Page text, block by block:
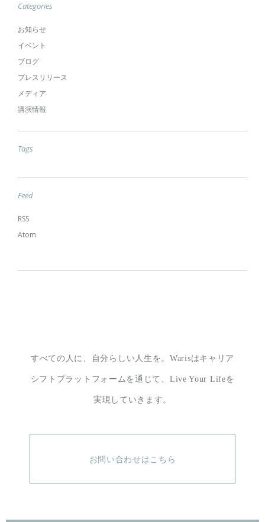
Categories
お知らせ
イベント
ブログ
プレスリリース
メディア
講演情報
Tags
Feed
RSS
Atom
すべての人に、自分らしい人生を。Warisはキャリア
シフトプラットフォームを通じて、 Live Your Lifeを
実現していきます。
お問い合わせはこちら